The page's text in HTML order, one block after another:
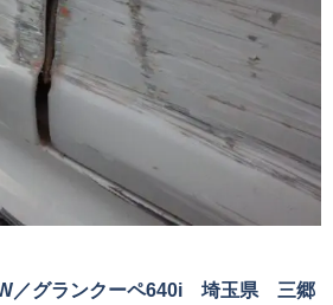
／グランクーペ640i 埼玉県 三郷